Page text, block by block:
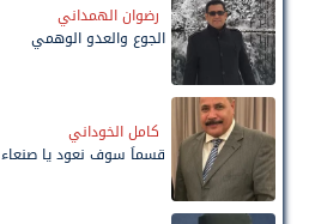
رضوان الهمداني
الجوع والعدو الوهمي
كامل الخوداني
قسماً سوف نعود يا صنعاء